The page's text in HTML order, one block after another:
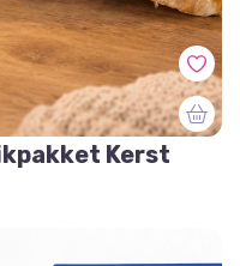
Kerst